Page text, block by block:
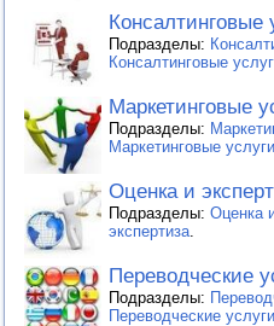
Консалтинговые
Подразделы:
Консалтинговые
Маркетинговые
Подразделы:
Маркетинговые услуги
Оценка и
Подразделы: Оценка
экспертиза
Переводческие
Подразделы:
Переводческие услуги